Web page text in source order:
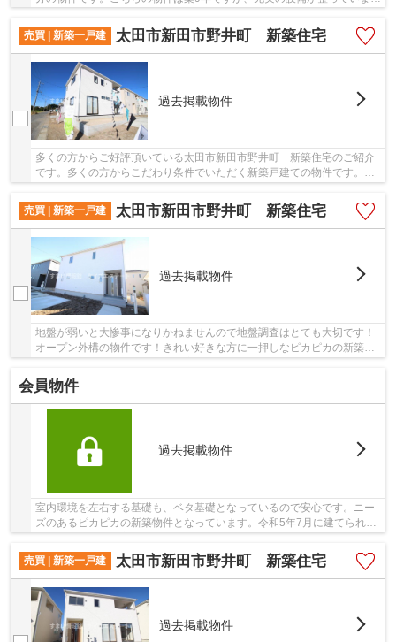
売買 | 新築一戸建
太田市新田市野井町 新築住宅
過去掲載物件
多くの方からご好評頂いている太田市新田市野井町 新築住宅のご紹介
です。多くの方からこだわり条件でいただく新築戸建ての物件です。
売買 | 新築一戸建
太田市新田市野井町 新築住宅
過去掲載物件
地盤が弱いと大惨事になりかねませんので地盤調査はとても大切です！
オープン外構の物件です！きれい好きな方に一押しなピカピカの新築物
会員物件
過去掲載物件
室内環境を左右する基礎も、ベタ基礎となっているので安心です。ニー
ズのあるピカピカの新築物件となっています。令和5年7月に建てられた
売買 | 新築一戸建
太田市新田市野井町 新築住宅
過去掲載物件